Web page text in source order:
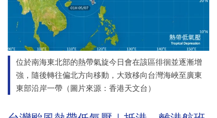
位於南海東北部的熱帶氣旋今日會在該區徘徊並逐漸增
強，隨後轉往偏北方向移動，大致移向台灣海峽至廣東
東部沿岸一帶（圖片來源：香港天文台）